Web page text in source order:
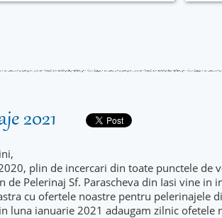
2021
plin de incercari din toate punctele de
de Pelerinaj Sf. Parascheva din Iasi vine in
cu ofertele noastre pentru pelerinajele
luna ianuarie 2021 adaugam zilnic ofetele